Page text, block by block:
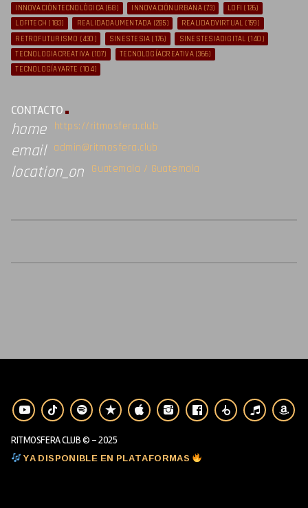
INNOVACIÓNTECNOLÓGICA (68) INNOVACIÓNURBANA(73) LOFI (126)
LOFITECH (183) REALIDADAUMENTADA (285) REALIDADVIRTUAL (159)
RETROFUTURISMO (430) SINESTESIA (176) SINESTESIADIGITAL (140)
TECNOLOGIACREATIVA (107) TECNOLOGÍACREATIVA(366)
TECNOLOGÍAYARTE (104)
CONTACTO
home https://ritmosfera.club
email admin@ritmosfera.club
location_on Guatemala / Guatemala
RITMOSFERA CLUB © - 2025
YA DISPONIBLE EN PLATAFORMAS